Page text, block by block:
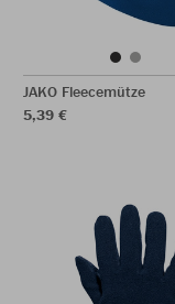
JAKO Fleecemütze
5,39 €